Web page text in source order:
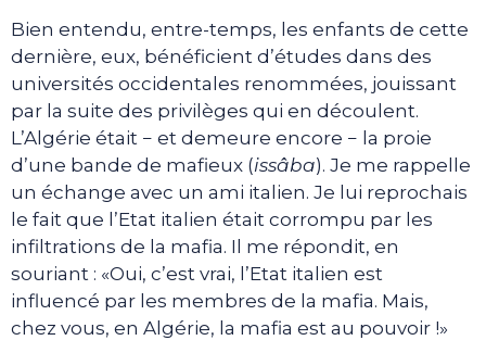
Bien entendu, entre-temps, les enfants de cette
dernière, eux, bénéficient d’études dans des
universités occidentales renommées, jouissant
par la suite des privilèges qui en découlent.
L’Algérie était − et demeure encore − la proie
d’une bande de mafieux (issâba). Je me rappelle
un échange avec un ami italien. Je lui reprochais
le fait que l’Etat italien était corrompu par les
infiltrations de la mafia. Il me répondit, en
souriant : «Oui, c’est vrai, l’Etat italien est
influencé par les membres de la mafia. Mais,
chez vous, en Algérie, la mafia est au pouvoir !»